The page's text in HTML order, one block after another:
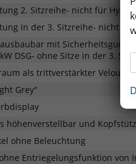
2. Sitzreihe- nicht für Hybrid
in der 3. Sitzreihe- nicht für
mit
DSG- ohne Sitze in der 3.
als trittverstärkter Velours-
Grey"
höhenverstellbar und
ohne Beleuchtung
Entriegelungsfunktion von